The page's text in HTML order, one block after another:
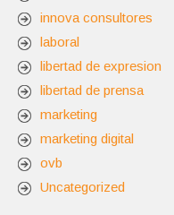
innova consultores
laboral
libertad de expresion
libertad de prensa
marketing
marketing digital
ovb
Uncategorized